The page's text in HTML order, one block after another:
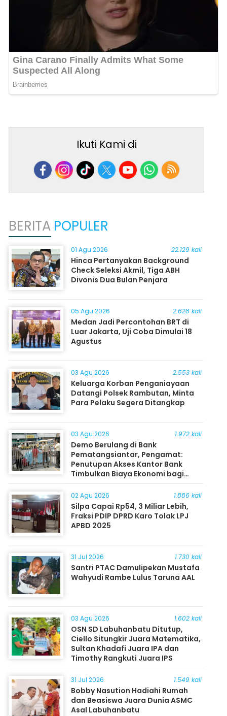
Ikuti Kami di
BERITA POPULER
01 Agu 2026 22.129 kali
Hinca Pertanyakan Background
Check Seleksi Akmil, Tiga ABH
Divonis Dua Bulan Penjara
05 Agu 2026 2.628 kali
Medan Jadi Percontohan BRT di
Luar Jakarta, Uji Coba Dimulai 18
Agustus
03 Agu 2026 2.553 kali
Keluarga Korban Penganiayaan
Datangi Polsek Rambutan, Minta
Para Pelaku Segera Ditangkap
03 Agu 2026 1.972 kali
Demo Berulang di Bank
Pematangsiantar, Pengamat:
Penutupan Akses Kantor Bank
Timbulkan Biaya Ekonomi bagi
Masyarakat
02 Agu 2026 1.886 kali
Silpa Capai Rp54, 3 Miliar Lebih,
Fraksi PDIP DPRD Karo Tolak LPJ
APBD 2025
31 Jul 2026 1.730 kali
Santri PTAC Damulipekan Mustafa
Wahyudi Rambe Lulus Taruna AAL
03 Agu 2026 1.602 kali
OSN SD Labuhanbatu Ditutup,
Ciello Situngkir Juara Matematika,
Sultan Khadafi Juara IPA dan
Timothy Rangkuti Juara IPS
31 Jul 2026 1.549 kali
Bobby Nasution Hadiahi Rumah
dan Beasiswa Juara Dunia ASMC
Asal Labuhanbatu